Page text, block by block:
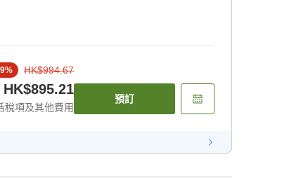
9% HK$994.67
HK$895.21
稅項及其他費用
預訂